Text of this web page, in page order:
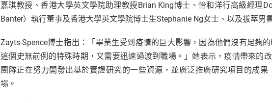
嘉琪教授、香港大學英文學院助理教授Brian King博士、怡和洋行高級經理
Banter）執行董事及香港大學英文學院博士生Stephanie Ng女士、以及拔萃男
Zayts-Spence博士指出：「畢業生受到疫情的巨大影響，因為他們沒有足夠
這個史無前例的特殊時期，又需要迅速過渡到職場。」她表示，疫情帶來的
團隊正在努力開發出基於實證研究的一些資源，並廣泛推廣研究項目的成
場。